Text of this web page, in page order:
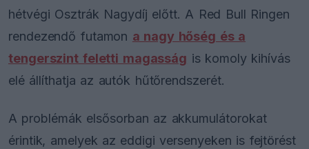
hétvégi Osztrák Nagydíj előtt. A Red Bull Ringen
rendezendő futamon a nagy hőség és a
tengerszint feletti magasság is komoly kihívás
elé állíthatja az autók hűtőrendszerét.
A problémák elsősorban az akkumulátorokat
érintik, amelyek az eddigi versenyeken is fejtörést